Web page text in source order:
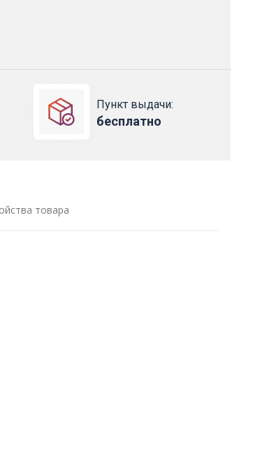
Пункт выдачи:
бесплатно
товара